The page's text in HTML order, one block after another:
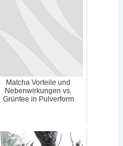
Matcha Vorteile und
Nebenwirkungen vs.
Grüntee in Pulverform